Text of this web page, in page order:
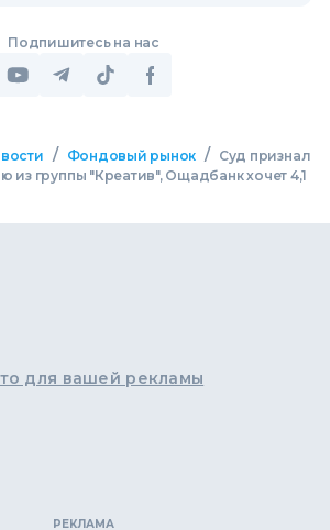
Подпишитесь на нас
/ Фондовый рынок /
Суд признал
из группы "Креатив", Ощадбанк хочет 4,1
для вашей рекламы